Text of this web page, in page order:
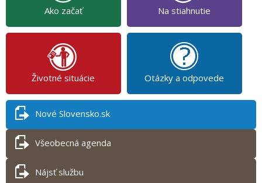
Ako začať Na stiahnutie
Životné situácie Otázky a odpovede
Nové Slovensko.sk
Všeobecná agenda
Nájsť službu